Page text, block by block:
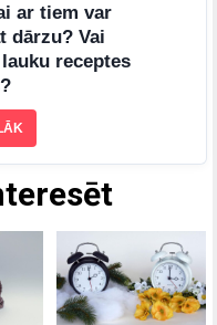
ar tiem var
dārzu? Vai
receptes